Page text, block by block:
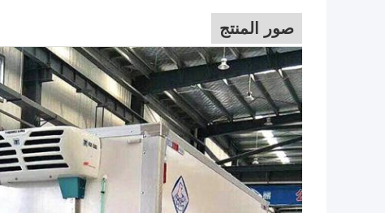
صور المنتج